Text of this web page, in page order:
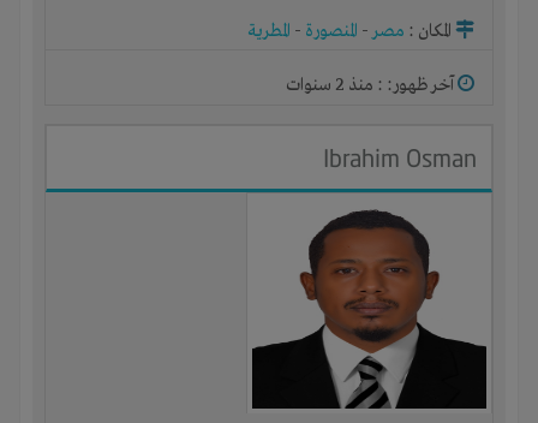
المكان : مصر- المنصورة - المطرية
آخر ظهور: : منذ 2 سنوات
Ibrahim Osman